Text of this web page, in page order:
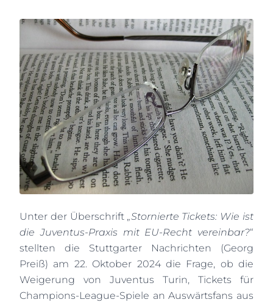
Unter der Überschrift „Stornierte Tickets: Wie ist
die Juventus-Praxis mit EU-Recht vereinbar?“
stellten die Stuttgarter Nachrichten (Georg
Preiß) am 22. Oktober 2024 die Frage, ob die
Weigerung von Juventus Turin, Tickets für
Champions-League-Spiele an Auswärtsfans aus